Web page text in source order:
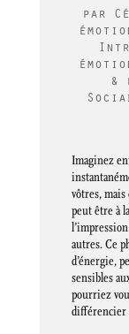
par
&
Imaginez
vôtres, mais
peut être à
autres. Ce
d’énergie,
sensibles
pourriez
différencier